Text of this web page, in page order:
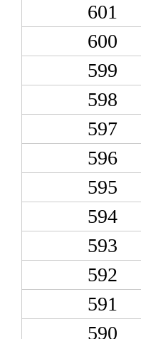
601
600
599
598
597
596
595
594
593
592
591
590